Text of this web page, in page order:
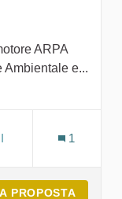
ARPA
Ambientale e...
Vita sott'acqua
1
PROPOSTA